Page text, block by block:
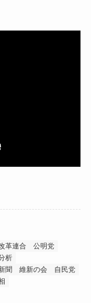
革連合
公明党
析
聞 維新の会
自民党